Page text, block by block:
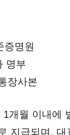
증명원
명부
장사본
개월 이내에
지급되며,